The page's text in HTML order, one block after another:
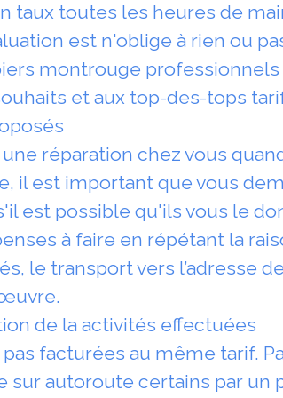
taux toutes les heures de
est n'oblige à rien ou
montrouge professionnels
et aux top-des-tops
réparation chez vous
il est important que vous
est possible qu'ils vous le
à faire en répétant la
le transport vers l’adresse
de la activités effectuées
facturées au même tarif.
sur autoroute certains par un